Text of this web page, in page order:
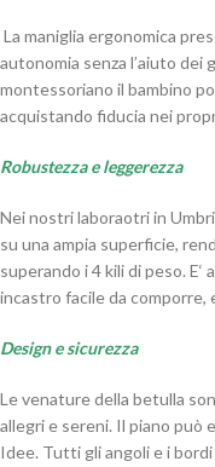
La maniglia ergonomica
autonomia senza l’aiuto
montessoriano il bambino
acquistando fiducia nei
Robustezza e leggerezza
Nei nostri laboraotri in
su una ampia superficie,
superando i 4 kili di peso.
incastro facile da comporre,
Design e sicurezza
Le venature della betulla
allegri e sereni. Il piano può
Idee. Tutti gli angoli e i